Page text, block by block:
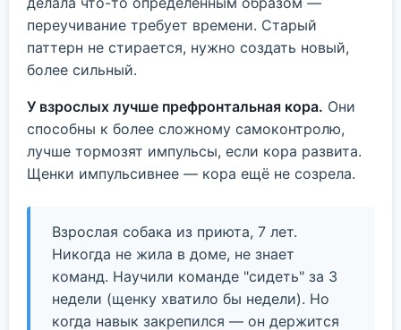
переучивание требует времени. Старый
паттерн не стирается, нужно создать новый,
более сильный.
У взрослых лучше префронтальная кора. Они
способны к более сложному самоконтролю,
лучше тормозят импульсы, если кора развита.
Щенки импульсивнее — кора ещё не созрела.
Взрослая собака из приюта, 7 лет.
Никогда не жила в доме, не знает
команд. Научили команде "сидеть" за 3
недели (щенку хватило бы недели). Но
когда навык закрепился — он держится